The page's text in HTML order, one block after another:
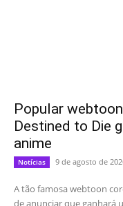
Popular
Destined to Die
anime
Notícias 9 de agosto de
A tão famosa webtoon
de anunciar que ganhará